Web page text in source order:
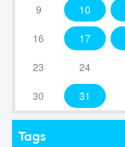
9 10
16 17
23 24
30 31
Tags